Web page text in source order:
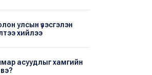
улсын үзэсгэлэн
хийлээ
асуудлыг хамгийн